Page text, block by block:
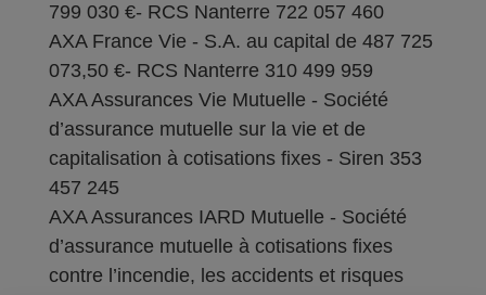
799 030 €- RCS Nanterre 722 057 460
AXA France Vie - S.A. au capital de 487 725
073,50 €- RCS Nanterre 310 499 959
AXA Assurances Vie Mutuelle - Société
d’assurance mutuelle sur la vie et de
capitalisation à cotisations fixes - Siren 353
457 245
AXA Assurances IARD Mutuelle - Société
d’assurance mutuelle à cotisations fixes
contre l’incendie, les accidents et risques